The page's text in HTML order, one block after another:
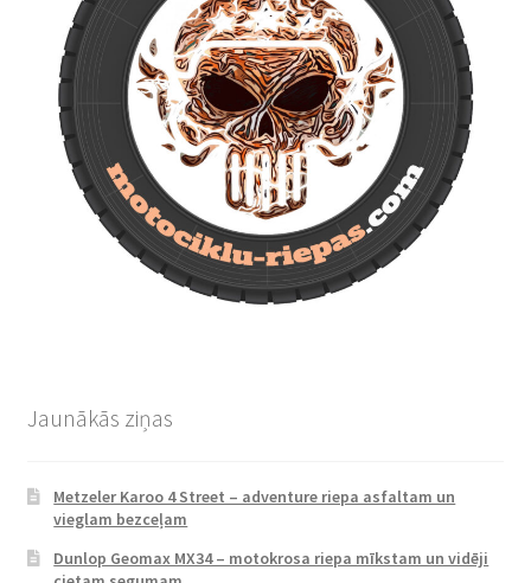
Jaunākās ziņas
Metzeler Karoo 4 Street – adventure riepa asfaltam un
vieglam bezceļam
Dunlop Geomax MX34 – motokrosa riepa mīkstam un vidēji